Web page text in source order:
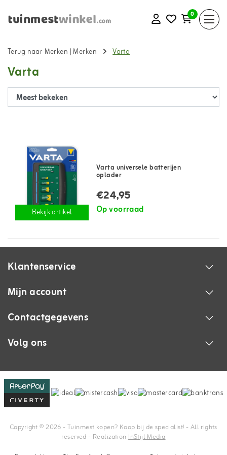
0
Terug naar Merken | Merken Varta
Varta
Bekijk artikel
Varta universele batterijen
oplader
€24,95
Op voorraad
Klantenservice
Mijn account
Contactgegevens
Volg ons
Copyright © 2026 - Tuinmest kopen? Koop bij de specialist! - All rights
reserved - RealizationInStijl Media